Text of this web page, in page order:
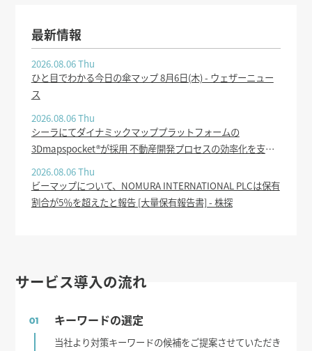
最新情報
2026.08.06 Thu
ひと目でわかる今日の傘マップ 8月6日(木) - ウェザーニュー
ス
2026.08.06 Thu
シーラにてダイナミックマッププラットフォームの
3Dmapspocket®が採用 不動産開発プロセスの効率化を支援 -
2026.08.06 Thu
ビーマップについて、NOMURA INTERNATIONAL PLCは保有
割合が5％を超えたと報告 [大量保有報告書] - 株探
サービス導入の流れ
01 キーワードの選定
当社より対策キーワードの候補をご提案させていただき